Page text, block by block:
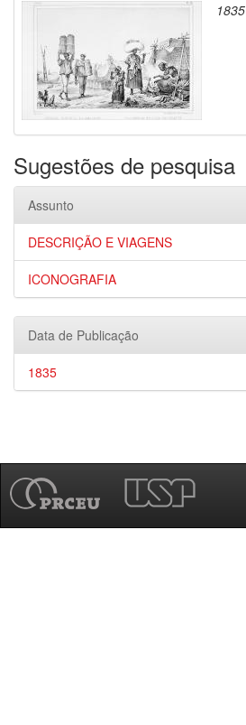
1835
Sugestões de pesquisa
Assunto
DESCRIÇÃO E VIAGENS
ICONOGRAFIA
Data de Publicação
1835